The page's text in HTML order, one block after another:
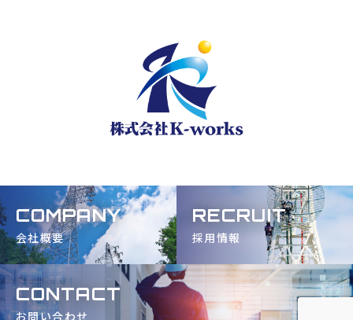
COMPANY
会社概要
RECRUIT
採用情報
CONTACT
お問い合わせ